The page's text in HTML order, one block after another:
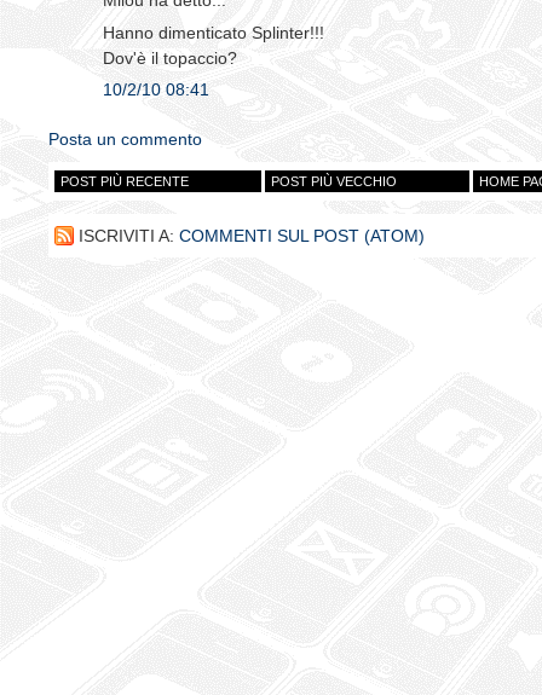
Hanno dimenticato Splinter!!!
Dov'è il topaccio?
10/2/10 08:41
Posta un commento
POST PIÙ RECENTE POST PIÙ VECCHIO HOME
ISCRIVITI A: COMMENTI SUL POST (ATOM)